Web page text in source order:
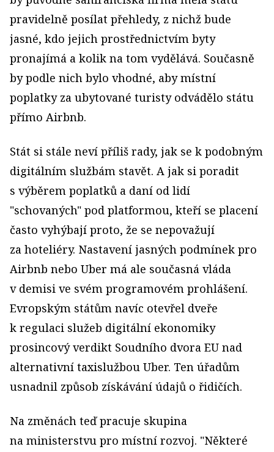
pravidelně posílat přehledy, z nichž bude
jasné, kdo jejich prostřednictvím byty
pronajímá a kolik na tom vydělává. Současně
by podle nich bylo vhodné, aby místní
poplatky za ubytované turisty odvádělo státu
přímo Airbnb.
Stát si stále neví příliš rady, jak se k podobným
digitálním službám stavět. A jak si poradit
s výběrem poplatků a daní od lidí
"schovaných" pod platformou, kteří se placení
často vyhýbají proto, že se nepovažují
za hoteliéry. Nastavení jasných podmínek pro
Airbnb nebo Uber má ale současná vláda
v demisi ve svém programovém prohlášení.
Evropským státům navíc otevřel dveře
k regulaci služeb digitální ekonomiky
prosincový verdikt Soudního dvora EU nad
alternativní taxislužbou Uber. Ten úřadům
usnadnil způsob získávání údajů o řidičích.
Na změnách teď pracuje skupina
na ministerstvu pro místní rozvoj. "Některé